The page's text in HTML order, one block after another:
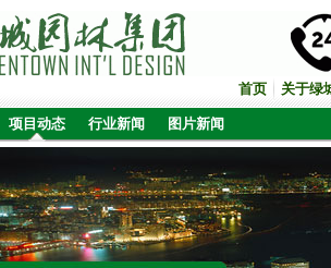
首页 关于绿
项目动态 行业新闻 图片新闻